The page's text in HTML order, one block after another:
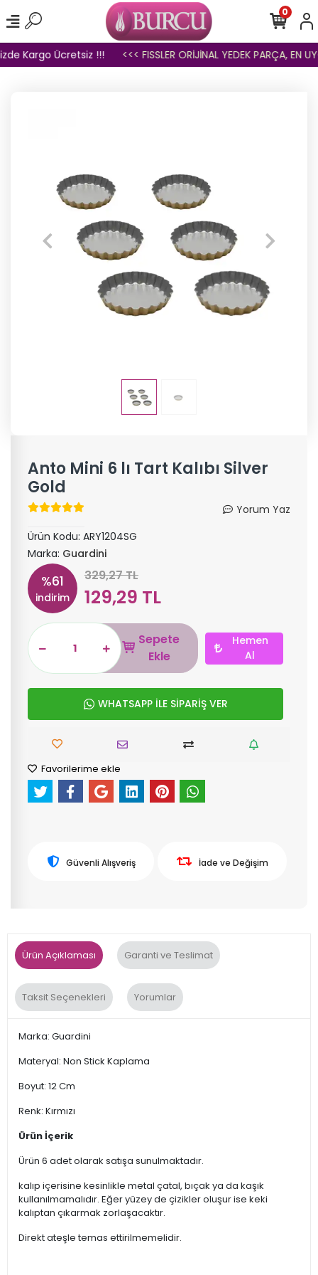
Kargo Ücretsiz !!! <<< FISSLER ORİJİNAL YEDEK PARÇA, EN
0
Anto Mini 6 lı Tart Kalıbı Silver
Gold
Yorum Yaz
Ürün Kodu: ARY1204SG
Marka: Guardini
%61
indirim
329,27 TL
129,29 TL
Sepete
Ekle
Hemen
Al
WHATSAPP İLE SİPARİŞ VER
Favorilerime ekle
Güvenli Alışveriş İade ve Değişim
Ürün Açıklaması Garanti ve Teslimat
Taksit Seçenekleri Yorumlar
Marka: Guardini
Materyal: Non Stick Kaplama
Boyut: 12 Cm
Renk: Kırmızı
Ürün İçerik
Ürün 6 adet olarak satışa sunulmaktadır.
kalıp içerisine kesinlikle metal çatal, bıçak ya da kaşık
kullanılmamalıdır. Eğer yüzey de çizikler oluşur ise keki
kalıptan çıkarmak zorlaşacaktır.
Direkt ateşle temas ettirilmemelidir.